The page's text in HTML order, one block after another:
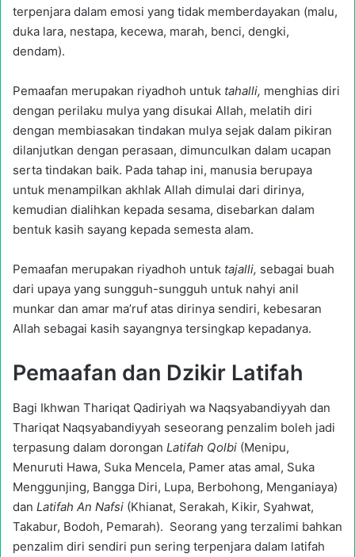
terpenjara dalam emosi yang tidak memberdayakan (malu,
duka lara, nestapa, kecewa, marah, benci, dengki,
dendam).
Pemaafan merupakan riyadhoh untuk tahalli, menghias diri
dengan perilaku mulya yang disukai Allah, melatih diri
dengan membiasakan tindakan mulya sejak dalam pikiran
dilanjutkan dengan perasaan, dimunculkan dalam ucapan
serta tindakan baik. Pada tahap ini, manusia berupaya
untuk menampilkan akhlak Allah dimulai dari dirinya,
kemudian dialihkan kepada sesama, disebarkan dalam
bentuk kasih sayang kepada semesta alam.
Pemaafan merupakan riyadhoh untuk tajalli, sebagai buah
dari upaya yang sungguh-sungguh untuk nahyi anil
munkar dan amar ma’ruf atas dirinya sendiri, kebesaran
Allah sebagai kasih sayangnya tersingkap kepadanya.
Pemaafan dan Dzikir Latifah
Bagi Ikhwan Thariqat Qadiriyah wa Naqsyabandiyyah dan
Thariqat Naqsyabandiyyah seseorang penzalim boleh jadi
terpasung dalam dorongan Latifah Qolbi (Menipu,
Menuruti Hawa, Suka Mencela, Pamer atas amal, Suka
Menggunjing, Bangga Diri, Lupa, Berbohong, Menganiaya)
dan Latifah An Nafsi (Khianat, Serakah, Kikir, Syahwat,
Takabur, Bodoh, Pemarah). Seorang yang terzalimi bahkan
penzalim diri sendiri pun sering terpenjara dalam latifah